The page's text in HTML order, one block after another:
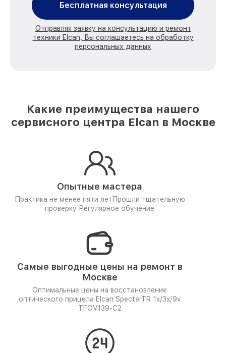
Бесплатная консультация
Отправляя заявку на консультацию и ремонт
техники Elcan, Вы соглашаетесь на обработку
персональных данных
Какие преимущества нашего
сервисного центра Elcan в Москве
Опытные мастера
Практика не менее пяти лет Прошли тщательную
проверку Регулярное обучение
Самые выгодные цены на ремонт в
Москве
Оптимальные цены на восстановление
оптического прицела Elcan SpecterTR 1x/3x/9x
TFOV139-C2